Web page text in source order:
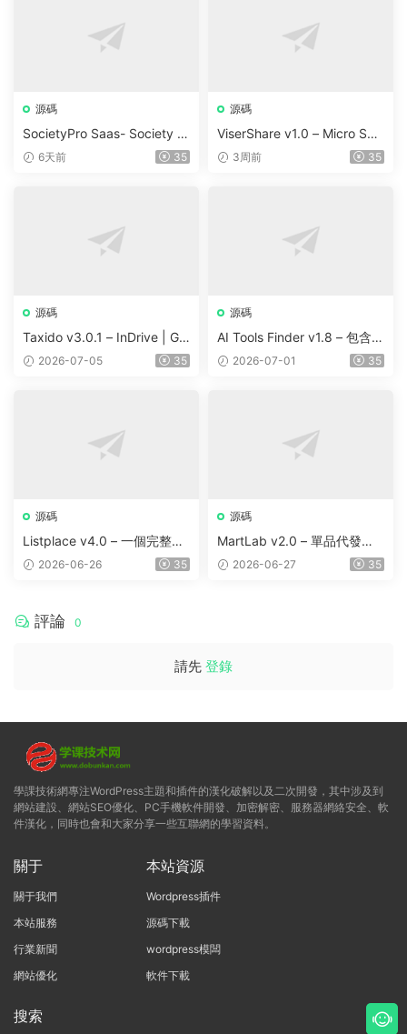
源碼
SocietyPro Saas- Society M
anagement Software v1.0.7
6天前 35
源碼
ViserShare v1.0 – Micro Sha
re Trading And Prediction Pl
3周前 35
源碼
Taxido v3.0.1 – InDrive | Gr
ab | Uber Clone | Taxi Booki
2026-07-05 35
源碼
AI Tools Finder v1.8 – 包含 5
000 多種工具、訂閱、廣告
2026-07-01 35
源碼
Listplace v4.0 – 一個完整的
本地商家名錄平台
2026-06-26 35
源碼
MartLab v2.0 – 單品代發貨
平台2026-06-27 35
評論 0
請先 登錄
學課技術網專注WordPress主題和插件的漢化破解以及二次開發，其中涉及到
網站建設、網站SEO優化、PC手機軟件開發、加密解密、服務器網絡安全、軟
件漢化，同時也會和大家分享一些互聯網的學習資料。
關于
關于我們
本站服務
行業新聞
網站優化
本站資源
Wordpress插件
源碼下載
wordpress模闆
軟件下載
搜索